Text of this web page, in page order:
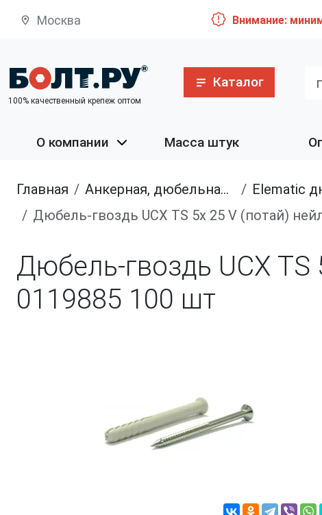
Москва Внимание:
100% качественный крепеж оптом
Каталог
О компании Масса штук
Главная анкерная, дюбельная техника Elematic
Дюбель-гвоздь UCX TS 5х 25 V (потай)
Дюбель-гвоздь UCX TS
0119885 100 шт